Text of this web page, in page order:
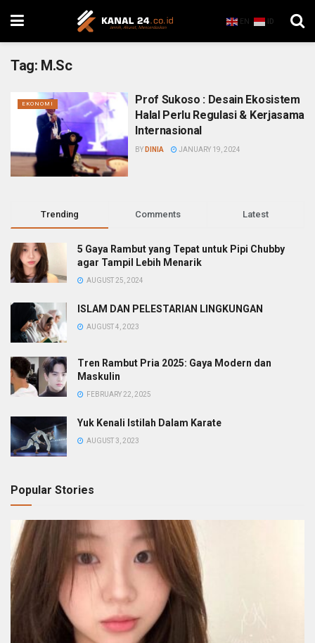
EN ID
Tag: M.Sc
EKONOMI
Prof Sukoso : Desain Ekosistem
Halal Perlu Regulasi & Kerjasama
Internasional
BY DINIA JANUARY 19, 2024
Trending Comments Latest
5 Gaya Rambut yang Tepat untuk Pipi Chubby
agar Tampil Lebih Menarik
AUGUST 25, 2024
ISLAM DAN PELESTARIAN LINGKUNGAN
AUGUST 4, 2023
Tren Rambut Pria 2025: Gaya Modern dan
Maskulin
FEBRUARY 22, 2025
Yuk Kenali Istilah Dalam Karate
AUGUST 3, 2023
Popular Stories